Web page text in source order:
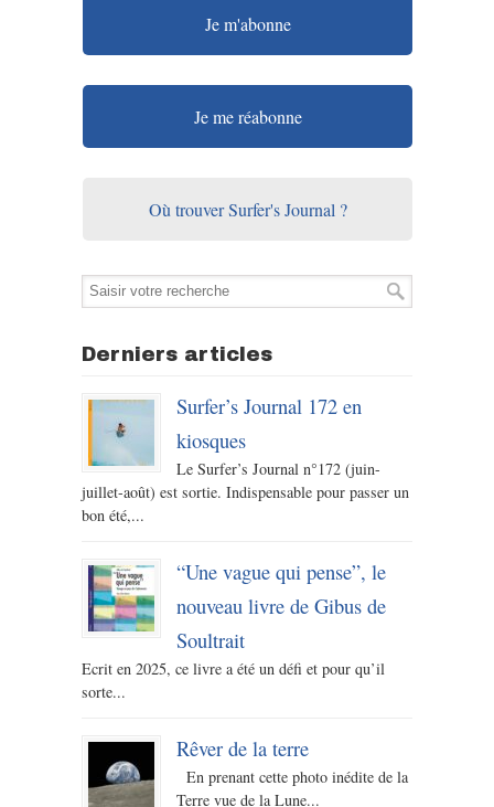
Je m'abonne
Je me réabonne
Où trouver Surfer's Journal ?
Derniers articles
Surfer’s Journal 172 en
kiosques
Le Surfer’s Journal n°172 (juin-
juillet-août) est sortie. Indispensable pour passer un
bon été,...
“Une vague qui pense”, le
nouveau livre de Gibus de
Soultrait
Ecrit en 2025, ce livre a été un défi et pour qu’il
sorte...
Rêver de la terre
En prenant cette photo inédite de la
Terre vue de la Lune...